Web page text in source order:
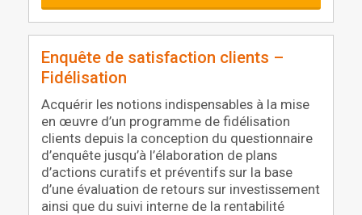
Enquête de satisfaction clients –
Fidélisation
Acquérir les notions indispensables à la mise
en œuvre d’un programme de fidélisation
clients depuis la conception du questionnaire
d’enquête jusqu’à l’élaboration de plans
d’actions curatifs et préventifs sur la base
d’une évaluation de retours sur investissement
ainsi que du suivi interne de la rentabilité